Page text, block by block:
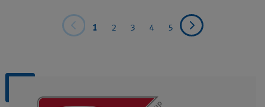
1 2 3 4 5